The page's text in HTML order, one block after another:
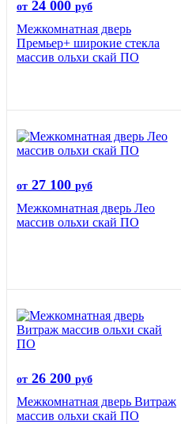
от 24 000 руб
Межкомнатная дверь
Премьер+ широкие стекла
массив ольхи скай ПО
от 27 100 руб
Межкомнатная дверь Лео
массив ольхи скай ПО
от 26 200 руб
Межкомнатная дверь Витраж
массив ольхи скай ПО